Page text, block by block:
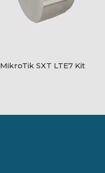
MikroTik SXT LTE7 Kit